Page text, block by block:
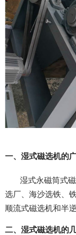
一、湿式磁选机的
湿式永磁筒式
选厂、海沙选铁、
顺流式磁选机和半
二、湿式磁选机的